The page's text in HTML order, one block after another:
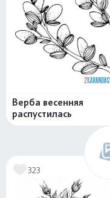
Верба весенняя
распустилась
323